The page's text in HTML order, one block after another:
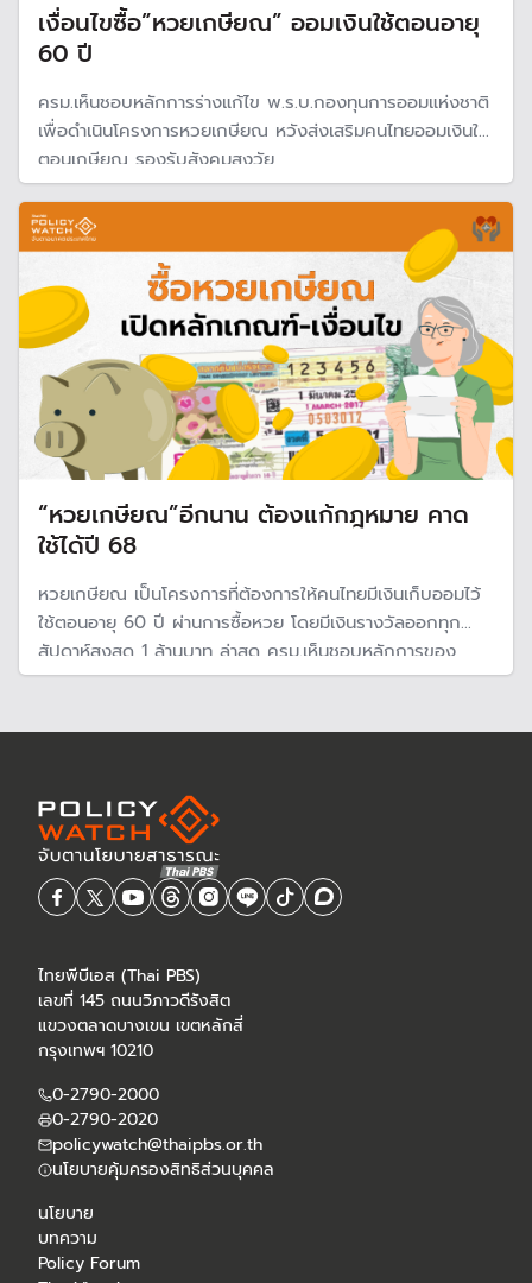
เงื่อนไขซื้อ”หวยเกษียณ” ออมเงินใช้ตอนอายุ
60 ปี
ครม.เห็นชอบหลักการร่างแก้ไข พ.ร.บ.กองทุนการออมแห่งชาติ
เพื่อดำเนินโครงการหวยเกษียณ หวังส่งเสริมคนไทยออมเงินใช้
ตอนเกษียณ รองรับสังคมสูงวัย
“หวยเกษียณ”อีกนาน ต้องแก้กฎหมาย คาด
ใช้ได้ปี 68
หวยเกษียณ เป็นโครงการที่ต้องการให้คนไทยมีเงินเก็บออมไว้
ใช้ตอนอายุ 60 ปี ผ่านการซื้อหวย โดยมีเงินรางวัลออกทุก
สัปดาห์สูงสุด 1 ล้านบาท ล่าสุด ครม.เห็นชอบหลักการของ
ก.คลัง ให้ กอช.แก้ไขกฎหมาย พ.ร.บ.กองทุนการออมแห่งชาติ
2568
ไทยพีบีเอส (Thai PBS)
เลขที่ 145 ถนนวิภาวดีรังสิต
แขวงตลาดบางเขน เขตหลักสี่
กรุงเทพฯ 10210
0-2790-2000
0-2790-2020
policywatch@thaipbs.or.th
นโยบายคุ้มครองสิทธิส่วนบุคคล
นโยบาย
บทความ
Policy Forum